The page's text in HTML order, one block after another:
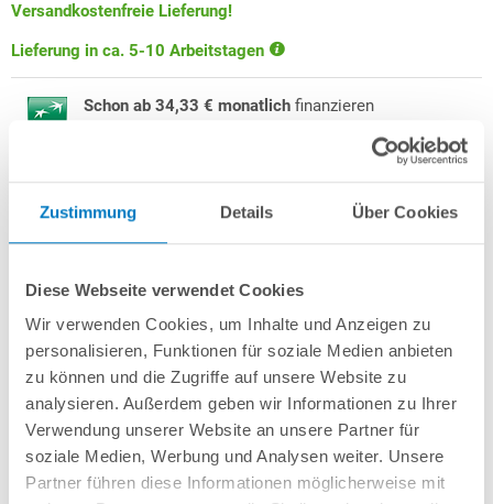
Zustimmung Details Über Cookies
Diese Webseite verwendet Cookies
Wir verwenden Cookies, um Inhalte und Anzeigen zu
personalisieren, Funktionen für soziale Medien anbieten
zu können und die Zugriffe auf unsere Website zu
analysieren. Außerdem geben wir Informationen zu Ihrer
Verwendung unserer Website an unsere Partner für
soziale Medien, Werbung und Analysen weiter. Unsere
Partner führen diese Informationen möglicherweise mit
Versandkostenfreie Lieferung!
Lieferung in ca. 5-10 Arbeitstagen
Schon ab 34,33 € monatlich finanzieren
Set mit 8 OKU-Solarabsorbern
Inkl. Verbinder mit Edelstahlschellen
Inkl. Montagematerial für Befestigung der Absorber auf einem
Schrägdach
Für abgedeckte Poolsbis 16 m² Wasseroberflächegeeignet
In den Warenkorb